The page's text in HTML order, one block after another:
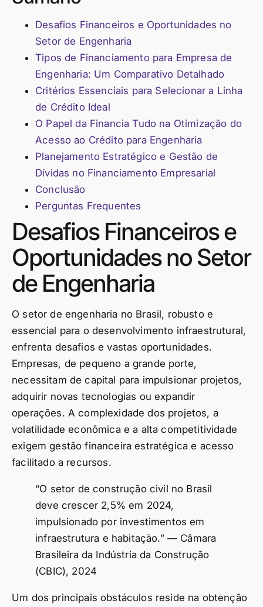
Desafios Financeiros e Oportunidades no
Setor de Engenharia
Tipos de Financiamento para Empresa de
Engenharia: Um Comparativo Detalhado
Critérios Essenciais para Selecionar a Linha
de Crédito Ideal
O Papel da Financia Tudo na Otimização do
Acesso ao Crédito para Engenharia
Planejamento Estratégico e Gestão de
Dívidas no Financiamento Empresarial
Conclusão
Perguntas Frequentes
Desafios Financeiros e
Oportunidades no Setor
de Engenharia
O setor de engenharia no Brasil, robusto e
essencial para o desenvolvimento infraestrutural,
enfrenta desafios e vastas oportunidades.
Empresas, de pequeno a grande porte,
necessitam de capital para impulsionar projetos,
adquirir novas tecnologias ou expandir
operações. A complexidade dos projetos, a
volatilidade econômica e a alta competitividade
exigem gestão financeira estratégica e acesso
facilitado a recursos.
“O setor de construção civil no Brasil
deve crescer 2,5% em 2024,
impulsionado por investimentos em
infraestrutura e habitação.” — Câmara
Brasileira da Indústria da Construção
(CBIC), 2024
Um dos principais obstáculos reside na obtenção